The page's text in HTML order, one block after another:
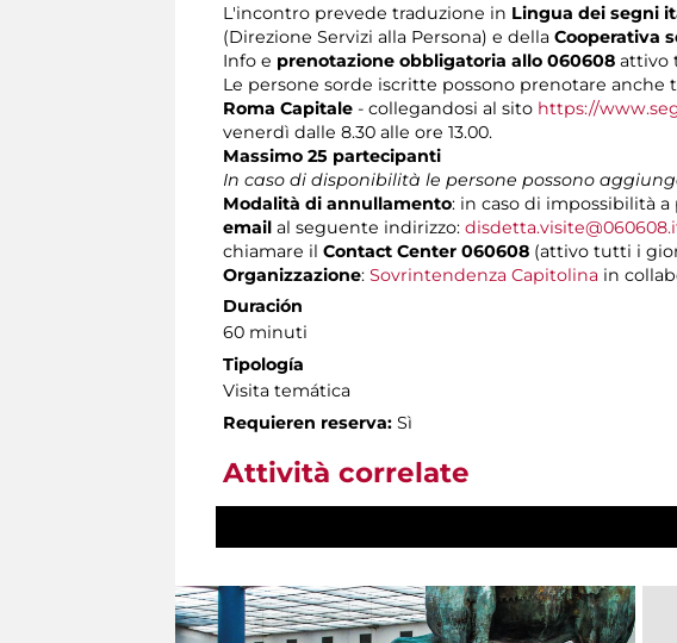
L'incontro prevede traduzione in Lingua dei segni
(Direzione Servizi alla Persona) e della Cooperativa
Info e prenotazione obbligatoria allo 060608 attivo
Le persone sorde iscritte possono prenotare
Roma Capitale - collegandosi al sito https://
venerdì dalle 8.30 alle ore 13.00.
Massimo 25 partecipanti
In caso di disponibilità le persone possono
Modalità di annullamento: in caso di impossibilità
email al seguente indirizzo:
chiamare il Contact Center 060608 (attivo tutti i
Organizzazione: Sovrintendenza Capitolina in
Duración
60 minuti
Tipología
Visita temática
Requieren reserva: Sì
Attività correlate